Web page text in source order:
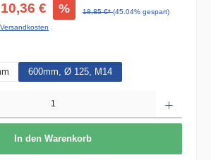
€ % 18,85 €*(45.04% gespart)
600mm, Ø 125, M14
In den Warenkorb